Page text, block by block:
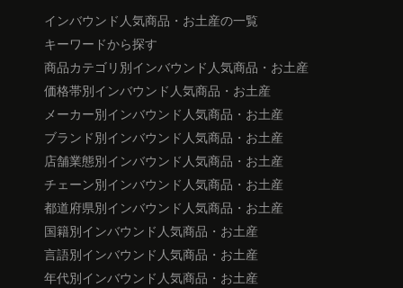
インバウンド人気商品・お土産の一覧
キーワードから探す
商品カテゴリ別インバウンド人気商品・お土産
価格帯別インバウンド人気商品・お土産
メーカー別インバウンド人気商品・お土産
ブランド別インバウンド人気商品・お土産
店舗業態別インバウンド人気商品・お土産
チェーン別インバウンド人気商品・お土産
都道府県別インバウンド人気商品・お土産
国籍別インバウンド人気商品・お土産
言語別インバウンド人気商品・お土産
年代別インバウンド人気商品・お土産